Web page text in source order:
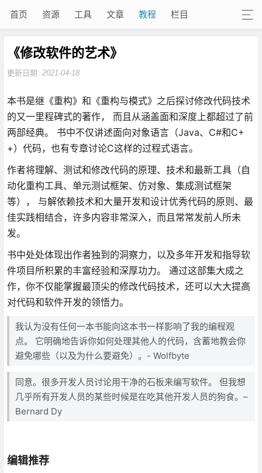
首页 资源 工具 文章 教程 栏目
《修改软件的艺术》
更新日期: 2021-04-18
本书是继《重构》和《重构与模式》之后探讨修改代码技术
的又一里程碑式的著作， 而且从涵盖面和深度上都超过了前
两部经典。 书中不仅讲述面向对象语言（Java、C#和C+
+）代码，也有专章讨论C这样的过程式语言。
作者将理解、测试和修改代码的原理、技术和最新工具（自
动化重构工具、单元测试框架、仿对象、集成测试框架
等）， 与解依赖技术和大量开发和设计优秀代码的原则、最
佳实践相结合，许多内容非常深入，而且常常发前人所未
发。
书中处处体现出作者独到的洞察力，以及多年开发和指导软
件项目所积累的丰富经验和深厚功力。 通过这部集大成之
作，你不仅能掌握最顶尖的修改代码技术，还可以大大提高
对代码和软件开发的领悟力。
我认为没有任何一本书能向这本书一样影响了我的编程观
点。 它明确地告诉你如何处理其他人的代码，含蓄地教会你
避免哪些（以及为什么要避免）。- Wolfbyte
同意。很多开发人员讨论用干净的石板来编写软件。 但我想
几乎所有开发人员的某些时候是在吃其他开发人员的狗食。–
Bernard Dy
编辑推荐